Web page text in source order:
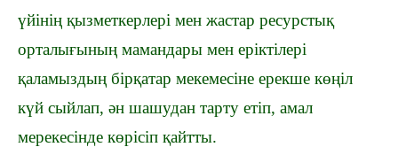
үйінің қызметкерлері мен жастар ресурстық
орталығының мамандары мен еріктілері
қаламыздың бірқатар мекемесіне ерекше көңіл
күй сыйлап, ән шашудан тарту етіп, амал
мерекесінде көрісіп қайтты.